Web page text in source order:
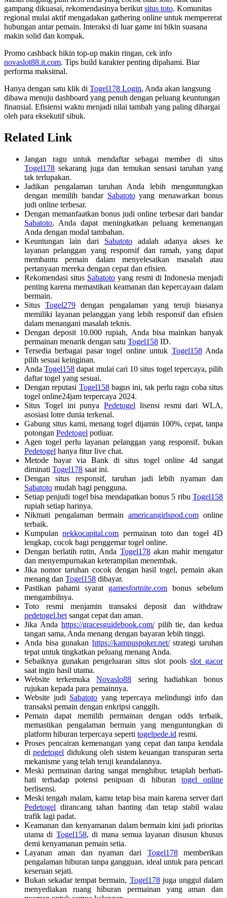
gampang dikuasai, rekomendasinya berikut situs toto. Komunitas
regional mulai aktif mengadakan gathering online untuk mempererat
hubungan antar pemain. Interaksi di luar game ini bikin suasana
makin solid dan kompak.
Promo cashback bikin top-up makin ringan, cek info
novaslot88.it.com. Tips build karakter penting dipahami. Biar
performa maksimal.
Hanya dengan satu klik di Togel178 Login, Anda akan langsung
dibawa menuju dashboard yang penuh dengan peluang keuntungan
finansial. Efisiensi waktu menjadi nilai tambah yang paling dihargai
oleh para eksekutif sibuk.
Related Link
Jangan ragu untuk mendaftar sebagai member di situs
Togel178 sekarang juga dan temukan sensasi taruhan yang
tak terlupakan.
Jadikan pengalaman taruhan Anda lebih menguntungkan
dengan memilih bandar Sabatotoyang menawarkan bonus
judi online terbesar.
Dengan memanfaatkan bonus judi online terbesar dari bandar
Sabatoto, Anda dapat meningkatkan peluang kemenangan
Anda dengan modal tambahan.
Keuntungan lain dari Sabatoto adalah adanya akses ke
layanan pelanggan yang responsif dan ramah, yang dapat
membantu pemain dalam menyelesaikan masalah atau
pertanyaan mereka dengan cepat dan efisien.
Rekomendasi situs Sabatoto yang resmi di Indonesia menjadi
penting karena memastikan keamanan dan kepercayaan dalam
bermain.
SitusTogel279 dengan pengalaman yang teruji biasanya
memiliki layanan pelanggan yang lebih responsif dan efisien
dalam menangani masalah teknis.
Dengan deposit 10.000 rupiah, Anda bisa mainkan banyak
permainan menarik dengan satu Togel158 ID.
Tersedia berbagai pasar togel online untuk Togel158Anda
pilih sesuai keinginan.
AndaTogel158 dapat mulai cari 10 situs togel tepercaya, pilih
daftar togel yang sesuai.
Dengan reputasi Togel158bagus ini, tak perlu ragu coba situs
togel online24jam terpercaya 2024.
Situs Togel ini punya Pedetogel lisensi resmi dari WLA,
asosiasi lotre dunia terkenal.
Gabung situs kami, menang togel dijamin 100%, cepat, tanpa
potongan Pedetogel potluar.
Agen togel perlu layanan pelanggan yang responsif, bukan
Pedetogel hanya fitur live chat.
Metode bayar via Bank di situs togel online 4d sangat
diminati Togel178 saat ini.
Dengan situs responsif, taruhan jadi lebih nyaman dan
Sabatoto mudah bagi pengguna.
Setiap penjudi togel bisa mendapatkan bonus 5 ribu Togel158
rupiah setiap harinya.
Nikmati pengalaman bermain americangirlspod.com online
terbaik.
Kumpulannekkocapital.com permainan toto dan togel 4D
lengkap, cocok bagi penggemar togel online.
Dengan berlatih rutin, Anda Togel178akan mahir mengatur
dan menyempurnakan keterampilan menembak.
Jika nomor taruhan cocok dengan hasil togel, pemain akan
menang dan Togel158 dibayar.
Pastikan pahami syarat gamesfortnite.com bonus sebelum
mengambilnya.
Toto resmi menjamin transaksi deposit dan withdraw
pedetogel.bet sangat cepat dan aman.
Jika Anda https://gracesguidebook.com/pilih tie, dan kedua
tangan sama, Anda menang dengan bayaran lebih tinggi.
Anda bisa gunakan https://kampuspoker.net/strategi taruhan
tepat untuk tingkatkan peluang menang Anda.
Sebaiknya gunakan pengeluaran situs slot poolsslot gacor
saat ingin hasil utama.
Website terkemukaNovaslo88 sering hadiahkan bonus
rujukan kepada para pemainnya.
Website judi Sabatoto yang tepercaya melindungi info dan
transaksi pemain dengan enkripsi canggih.
Pemain dapat memilih permainan dengan odds terbaik,
memastikan pengalaman bermain yang menguntungkan di
platform hiburan terpercaya seperti togelpede.id resmi.
Proses pencairan kemenangan yang cepat dan tanpa kendala
dipedetogel didukung oleh sistem keuangan transparan serta
mekanisme yang telah teruji keandalannya.
Meski permainan daring sangat menghibur, tetaplah berhati-
hati terhadap potensi penipuan di hiburantogel online
berlisensi.
Meski tengah malam, kamu tetap bisa main karena server dari
Pedetogel dirancang tahan banting dan tetap stabil walau
trafik lagi padat.
Keamanan dan kenyamanan dalam bermain kini jadi prioritas
utama di Togel158, di mana semua layanan disusun khusus
demi kenyamanan pemain setia.
Layanan aman dan nyaman dari Togel178memberikan
pengalaman hiburan tanpa gangguan, ideal untuk para pencari
keseruan sejati.
Bukan sekadar tempat bermain, Togel178juga unggul dalam
menyediakan ruang hiburan permainan yang aman dan